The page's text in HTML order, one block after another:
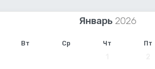
Январь
Вт Ср Чт Пт